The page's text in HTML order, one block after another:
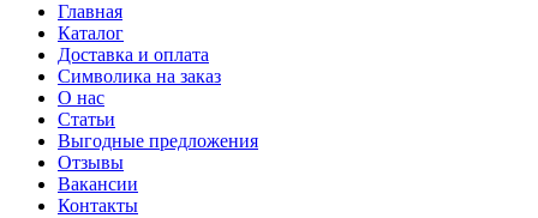
Главная
Каталог
Доставка и оплата
Символика на заказ
О нас
Статьи
Выгодные предложения
Отзывы
Вакансии
Контакты